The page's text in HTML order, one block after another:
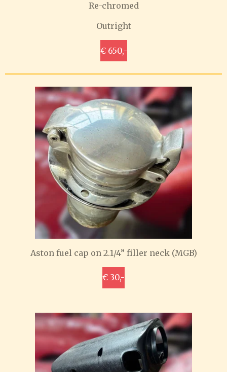
Re-chromed
Outright
€ 650,-
Aston fuel cap on 2.1/4” filler neck (MGB)
€ 30,-